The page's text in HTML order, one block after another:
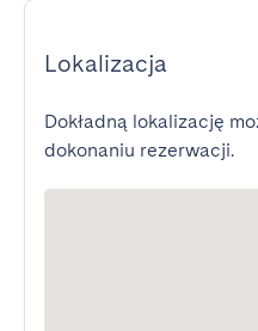
Lokalizacja
Dokładną lokalizację
dokonaniu rezerwacji.